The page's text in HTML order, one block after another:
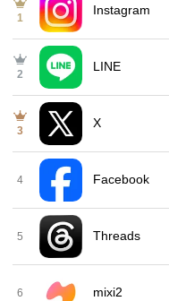
1
Instagram
2
LINE
3
X
4 Facebook
5 Threads
6 mixi2